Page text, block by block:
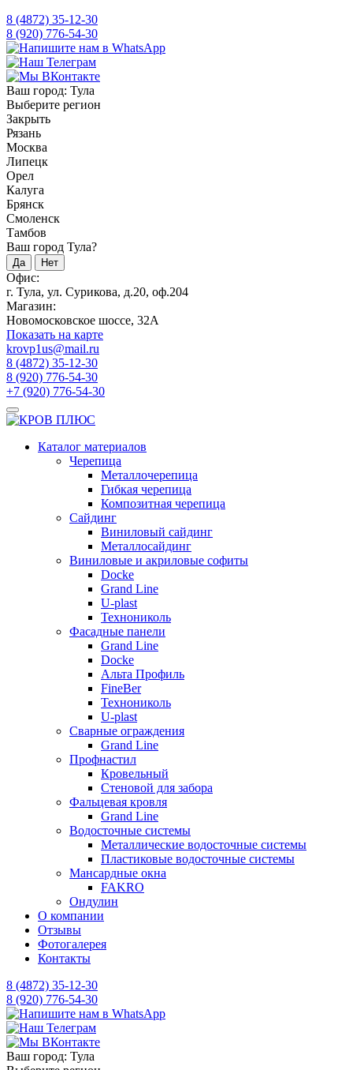
8 (4872) 35-12-30
8 (920) 776-54-30
Ваш город: Тула
Выберите регион
Закрыть
Рязань
Москва
Липецк
Орел
Калуга
Брянск
Смоленск
Тамбов
Ваш город Тула?
Да Нет
Офис:
г. Тула, ул. Сурикова, д.20, оф.204
Магазин:
Новомосковское шоссе, 32А
Показать на карте
krovp1us@mail.ru
8 (4872) 35-12-30
8 (920) 776-54-30
+7 (920) 776-54-30
Каталог материалов
Черепица
Металлочерепица
Гибкая черепица
Композитная черепица
Сайдинг
Виниловый сайдинг
Металлосайдинг
Виниловые и акриловые софиты
Docke
Grand Line
U-plast
Технониколь
Фасадные панели
Grand Line
Docke
Альта Профиль
FineBer
Технониколь
U-plast
Сварные ограждения
Grand Line
Профнастил
Кровельный
Стеновой для забора
Фальцевая кровля
Grand Line
Водосточные системы
Металлические водосточные системы
Пластиковые водосточные системы
Мансардные окна
FAKRO
Ондулин
О компании
Отзывы
Фотогалерея
Контакты
8 (4872) 35-12-30
8 (920) 776-54-30
Ваш город: Тула